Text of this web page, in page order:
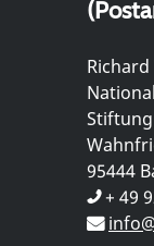
Stiftung
95444
+ 49